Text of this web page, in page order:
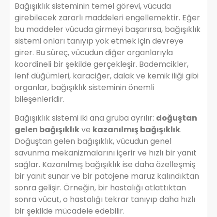
Bağışıklık sisteminin temel görevi, vücuda
girebilecek zararlı maddeleri engellemektir. Eğer
bu maddeler vücuda girmeyi başarırsa, bağışıklık
sistemi onları tanıyıp yok etmek için devreye
girer. Bu süreç, vücudun diğer organlarıyla
koordineli bir şekilde gerçekleşir. Bademcikler,
lenf düğümleri, karaciğer, dalak ve kemik iliği gibi
organlar, bağışıklık sisteminin önemli
bileşenleridir.
Bağışıklık sistemi iki ana gruba ayrılır: doğuştan
gelen bağışıklıkve kazanılmış bağışıklık.
Doğuştan gelen bağışıklık, vücudun genel
savunma mekanizmalarını içerir ve hızlı bir yanıt
sağlar. Kazanılmış bağışıklık ise daha özelleşmiş
bir yanıt sunar ve bir patojene maruz kalındıktan
sonra gelişir. Örneğin, bir hastalığı atlattıktan
sonra vücut, o hastalığı tekrar tanıyıp daha hızlı
bir şekilde mücadele edebilir.